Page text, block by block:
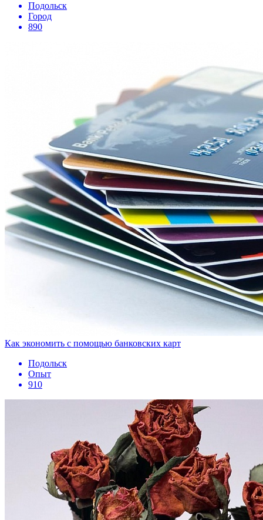
Подольск
Город
890
Как экономить с помощью банковских карт
Подольск
Опыт
910